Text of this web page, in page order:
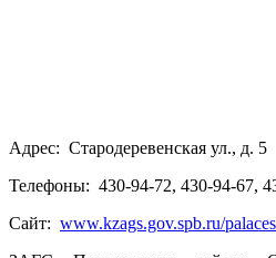
Адрес: Стародеревенская ул., д. 5
Телефоны: 430-94-72, 430-94-67,
Сайт: www.kzags.gov.spb.ru/